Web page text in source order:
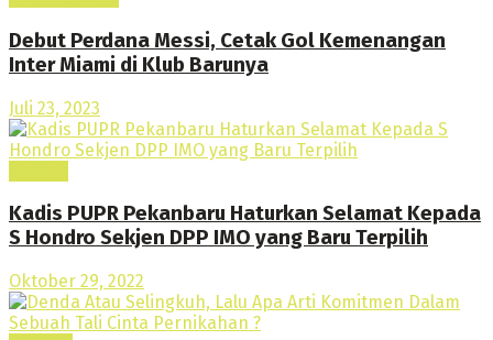
Debut Perdana Messi, Cetak Gol Kemenangan
Inter Miami di Klub Barunya
Juli 23, 2023
Kadis PUPR Pekanbaru Haturkan Selamat Kepada
S Hondro Sekjen DPP IMO yang Baru Terpilih
Oktober 29, 2022